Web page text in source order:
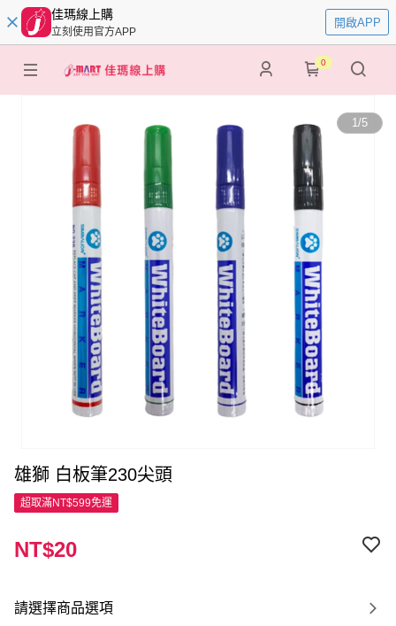
佳瑪線上購
立刻使用官方APP
開啟APP
0
1/5
雄獅 白板筆230尖頭
超取滿NT$599免運
NT$20
請選擇商品選項